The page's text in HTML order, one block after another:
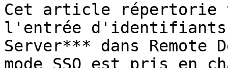
Cet article répertorie
l'entrée d'identifiants
Server*** dans Remote
mode SSO est pris en